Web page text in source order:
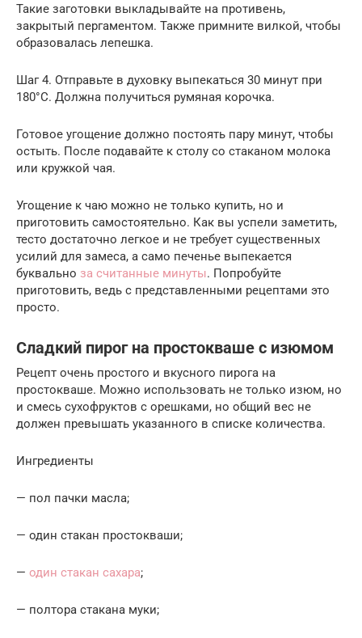
Такие заготовки выкладывайте на противень,
закрытый пергаментом. Также примните вилкой, чтобы
образовалась лепешка.
Шаг 4. Отправьте в духовку выпекаться 30 минут при
180°C. Должна получиться румяная корочка.
Готовое угощение должно постоять пару минут, чтобы
остыть. После подавайте к столу со стаканом молока
или кружкой чая.
Угощение к чаю можно не только купить, но и
приготовить самостоятельно. Как вы успели заметить,
тесто достаточно легкое и не требует существенных
усилий для замеса, а само печенье выпекается
буквально за считанные минуты. Попробуйте
приготовить, ведь с представленными рецептами это
просто.
Сладкий пирог на простокваше с изюмом
Рецепт очень простого и вкусного пирога на
простокваше. Можно использовать не только изюм, но
и смесь сухофруктов с орешками, но общий вес не
должен превышать указанного в списке количества.
Ингредиенты
— пол пачки масла;
— один стакан простокваши;
— один стакан сахара;
— полтора стакана муки;